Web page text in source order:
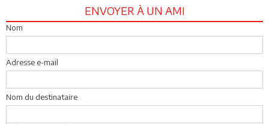
ENVOYER À UN AMI
Nom
Adresse e-mail
Nom du destinataire